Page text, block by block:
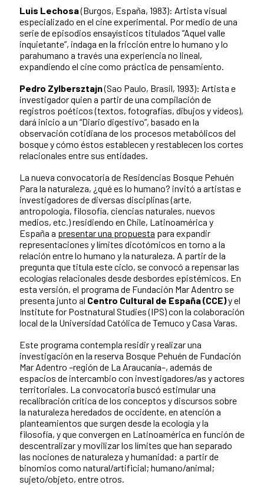
Luis Lechosa(Burgos, España, 1983): Artista visual
especializado en el cine experimental. Por medio de una
serie de episodios ensayísticos titulados “Aquel valle
inquietante”, indaga en la fricción entre lo humano y lo
parahumano a través una experiencia no lineal,
expandiendo el cine como práctica de pensamiento.
Pedro Zylbersztajn(Sao Paulo, Brasil, 1993): Artista e
investigador quien a partir de una compilación de
registros poéticos (textos, fotografías, dibujos y vídeos),
dará inicio a un “Diario digestivo”, basado en la
observación cotidiana de los procesos metabólicos del
bosque y cómo éstos establecen y restablecen los cortes
relacionales entre sus entidades.
La nueva convocatoria de Residencias Bosque Pehuén
Para la naturaleza, ¿qué es lo humano? invitó a artistas e
investigadores de diversas disciplinas (arte,
antropología, filosofía, ciencias naturales, nuevos
medios, etc.) residiendo en Chile, Latinoamérica y
España a presentar una propuesta para expandir
representaciones y límites dicotómicos en torno a la
relación entre lo humano y la naturaleza. A partir de la
pregunta que titula este ciclo, se convocó a repensar las
ecologías relacionales desde desbordes epistémicos. En
esta versión, el programa de Fundación Mar Adentro se
presenta junto al Centro Cultural de España (CCE)y el
Institute for Postnatural Studies (IPS) con la colaboración
local de la Universidad Católica de Temuco y Casa Varas.
Este programa contempla residir y realizar una
investigación en la reserva Bosque Pehuén de Fundación
Mar Adentro –región de La Araucanía–, además de
espacios de intercambio con investigadores/as y actores
territoriales. La convocatoria buscó estimular una
recalibración crítica de los conceptos y discursos sobre
la naturaleza heredados de occidente, en atención a
planteamientos que surgen desde la ecología y la
filosofía, y que convergen en Latinoamérica en función de
descentralizar y movilizar los límites que han separado
las nociones de naturaleza y humanidad: a partir de
binomios como natural/artificial; humano/animal;
sujeto/objeto, entre otros.